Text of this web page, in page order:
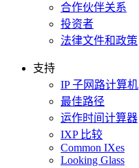
合作伙伴关系
投资者
法律文件和政策
支持
IP 子网路计算机
最佳路径
运作时间计算器
IXP 比较
Common IXes
Looking Glass